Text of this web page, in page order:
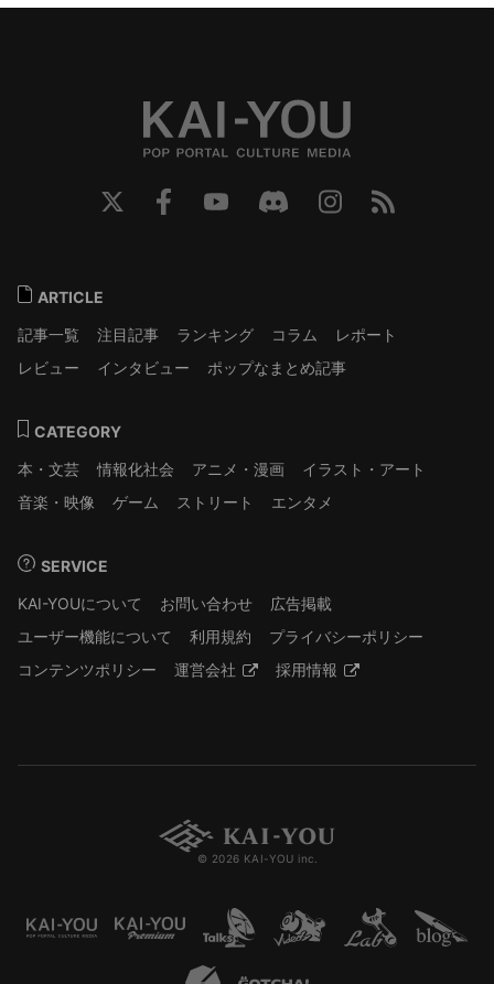
ARTICLE
記事一覧
注目記事 ランキング コラム
レポート
レビュー
インタビュー ポップなまとめ記事
CATEGORY
本・文芸
情報化社会 アニメ・漫画
イラスト・アート
音楽・映像
ゲーム ストリート エンタメ
SERVICE
KAI-YOUについて
お問い合わせ
広告掲載
ユーザー機能について
利用規約
プライバシーポリシー
コンテンツポリシー
運営会社 採用情報
© 2026 KAI-YOU inc.